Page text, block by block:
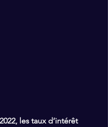
les taux d’intérêt